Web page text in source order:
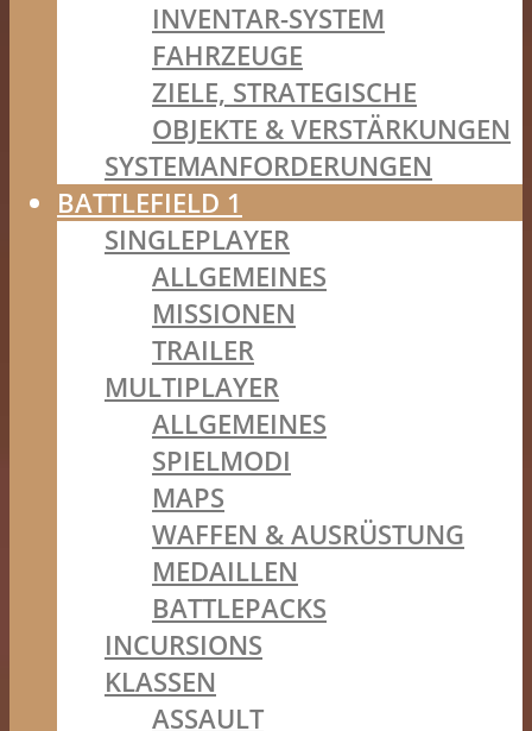
INVENTAR-SYSTEM
FAHRZEUGE
ZIELE, STRATEGISCHE
OBJEKTE & VERSTÄRKUNGEN
SYSTEMANFORDERUNGEN
BATTLEFIELD 1
SINGLEPLAYER
ALLGEMEINES
MISSIONEN
TRAILER
MULTIPLAYER
ALLGEMEINES
SPIELMODI
MAPS
WAFFEN & AUSRÜSTUNG
MEDAILLEN
BATTLEPACKS
INCURSIONS
KLASSEN
ASSAULT